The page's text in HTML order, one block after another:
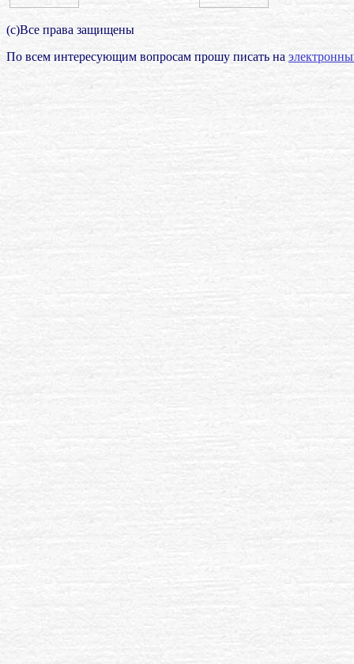
(с)Все права защищены
По всем интересующим вопросам прошу писать на